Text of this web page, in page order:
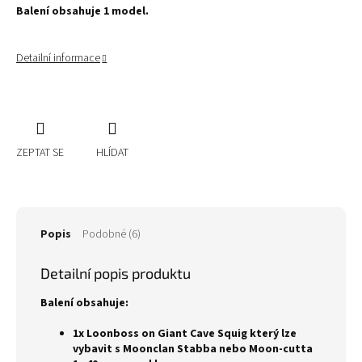
Balení obsahuje 1 model.
Detailní informace
ZEPTAT SE HLÍDAT
Popis Podobné (6)
Detailní popis produktu
Balení obsahuje:
1x Loonboss on Giant Cave Squig který lze
vybavit s Moonclan Stabba nebo Moon-cutta